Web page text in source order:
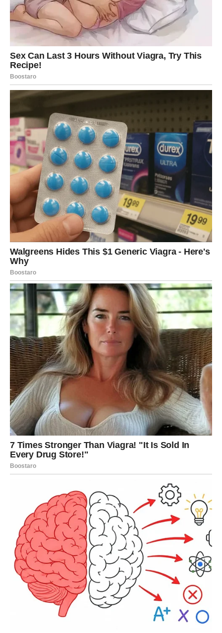
Ako ste razmišljali o promeni posla – sada dolazi jasnija
slika. Nećete više ostajati tamo gde se ne osećate
cenjeno. Mart vam daje hrabrost da tražite više.
Finansijski savet: izbegavajte impulsivne troškove u prvoj
polovini meseca. Intuicija vam je jaka, ali proverite sve
informacije pre donošenja odluke.
EMOCIJE – ISCELJENJE KOJE
STE ČEKALI
Ribe su znak koji nosi emocije kao okean. I ponekad taj
okean postane previše dubok. Mart vam donosi emotivno
čišćenje. Moguće je da ćete plakati bez jasnog razloga,
da ćete osetiti nostalgiju ili potrebu da se povučete.
Ali to je proces oslobađanja.
Ovo je mesec u kojem konačno otpuštate ono što vas je
bolelo. Možda oprostite nekome. Možda oprostite sebi. I
upravo tu počinje vaša nova faza.
Intuicija vam je izuzetno snažna. Snovi mogu nositi
poruke. Obratite pažnju na unutrašnji glas – on vas vodi
ka pravim odlukama.
PORODICA I PRIJATELJI – KRUG
SE ČISTI
U porodičnom okruženju dolazi do razjašnjenja. Možda
ćete konačno izgovoriti nešto što ste dugo zadržavali. I
iako će trenutak biti emotivan, doneće olakšanje.
Prijateljstva se filtriraju. Shvatate ko vas iskreno
podržava, a ko je tu samo kada mu odgovara. I nećete
praviti dramu – jednostavno ćete se udaljiti.
Istovremeno, ulaze novi ljudi u vaš život – ljudi koji vas
inspirišu i razumeju vašu dubinu.
DUHOVNI RAST – BUĐENJE
SVESTI